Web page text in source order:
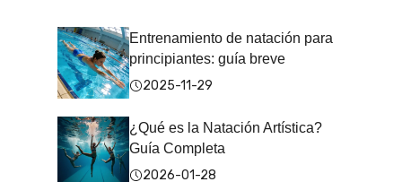
Entrenamiento de natación para
principiantes: guía breve
2025-11-29
¿Qué es la Natación Artística?
Guía Completa
2026-01-28